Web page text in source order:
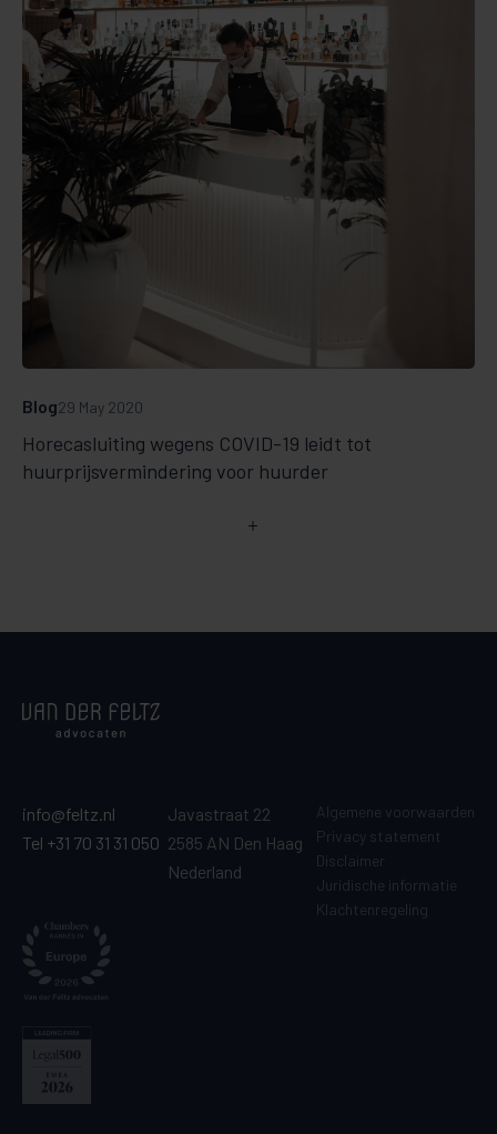
Horecasluiting wegens COVID-19 leidt tot
huurprijsvermindering voor huurder
Blog29 May 2020
info@feltz.nl
Tel +31 70 31 31 050
Javastraat 22
2585 AN Den Haag
Nederland
Algemene voorwaarden
Privacy statement
Disclaimer
Juridische informatie
Klachtenregeling